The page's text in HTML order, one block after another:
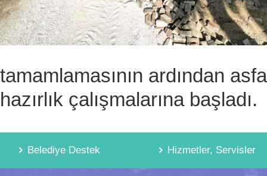
tamamlamasının ardından
hazırlık çalışmalarına başladı.
Belediye Destek Hizmetler, Servisler